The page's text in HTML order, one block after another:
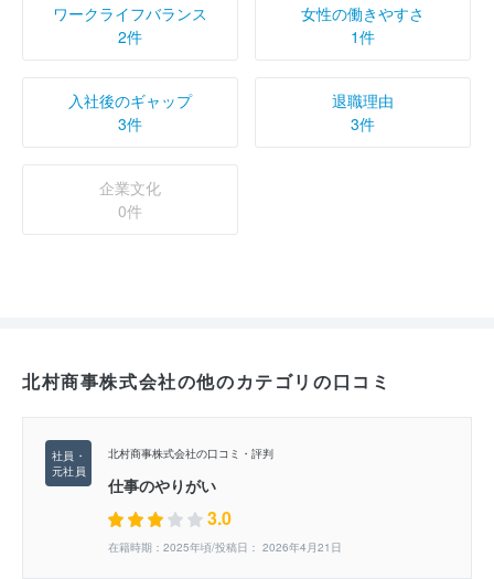
ワークライフバランス
2件
女性の働きやすさ
1件
入社後のギャップ
3件
退職理由
3件
企業文化
0件
北村商事株式会社の他のカテゴリの口コミ
北村商事株式会社の口コミ・評判
仕事のやりがい
3.0
在籍時期：2025年頃/投稿日： 2026年4月21日